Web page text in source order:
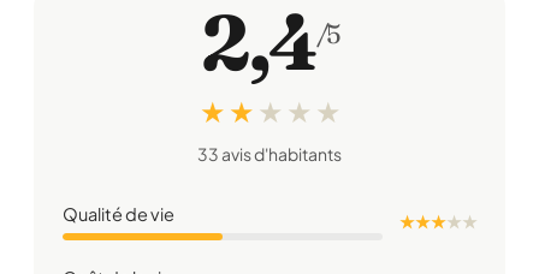
2,4/5
★ ★ ★ ★ ★
33 avis d'habitants
Qualité de vie ★ ★ ★★★